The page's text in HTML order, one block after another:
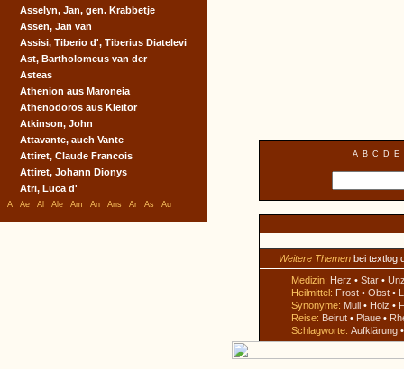
A B C D E
Weitere Themen bei
Medizin: Herz • Star •
Heilmittel: Frost • Obst •
Synonyme: Müll • Holz •
Reise: Beirut • Plaue •
Schlagworte: Aufklärung
Asselyn, Jan, gen. Krabbetje
Assen, Jan van
Assisi, Tiberio d', Tiberius Diatelevi
Ast, Bartholomeus van der
Asteas
Athenion aus Maroneia
Athenodoros aus Kleitor
Atkinson, John
Attavante, auch Vante
Attiret, Claude Francois
Attiret, Johann Dionys
Atri, Luca d'
A Ae Al Ale Am An Ans Ar As Au